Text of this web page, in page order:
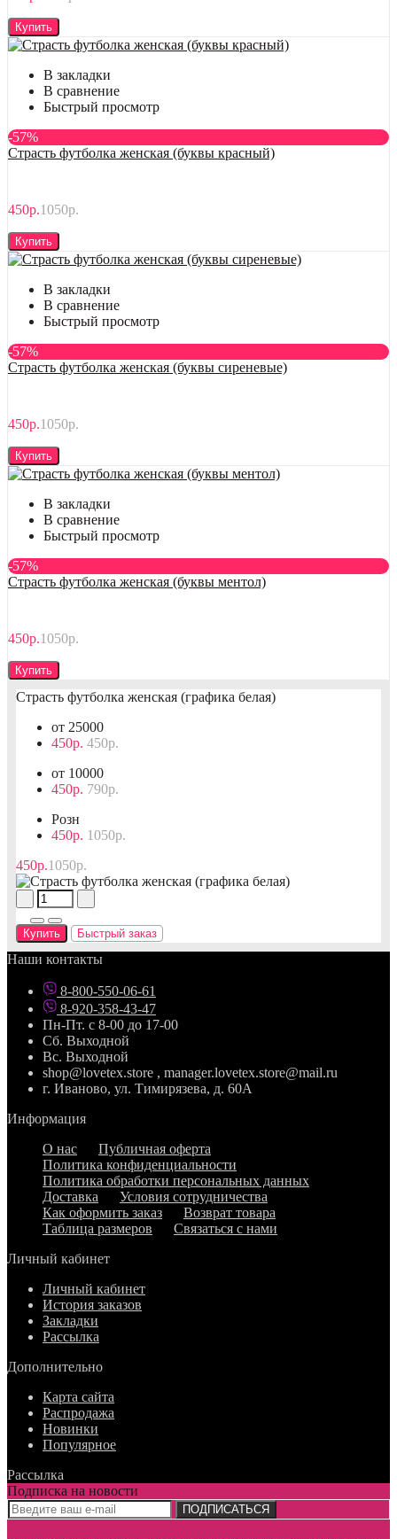
Купить
В закладки
В сравнение
Быстрый просмотр
-57%
Страсть футболка женская (буквы красный)
450р.1050р.
Купить
В закладки
В сравнение
Быстрый просмотр
-57%
Страсть футболка женская (буквы сиреневые)
450р.1050р.
Купить
В закладки
В сравнение
Быстрый просмотр
-57%
Страсть футболка женская (буквы ментол)
450р.1050р.
Купить
Страсть футболка женская (графика белая)
от 25000
450р. 450р.
от 10000
450р. 790р.
Розн
450р. 1050р.
450р.1050р.
Купить Быстрый заказ
Наши контакты
8-800-550-06-61
8-920-358-43-47
Пн-Пт. с 8-00 до 17-00
Сб. Выходной
Вс. Выходной
shop@lovetex.store , manager.lovetex.store@mail.ru
г. Иваново, ул. Тимирязева, д. 60А
Информация
О нас
Публичная оферта
Политика конфиденциальности
Политика обработки персональных данных
Доставка
Условия сотрудничества
Как оформить заказ
Возврат товара
Таблица размеров
Связаться с нами
Личный кабинет
Личный кабинет
История заказов
Закладки
Рассылка
Дополнительно
Карта сайта
Распродажа
Новинки
Популярное
Рассылка
Подписка на новости
ПОДПИСАТЬСЯ